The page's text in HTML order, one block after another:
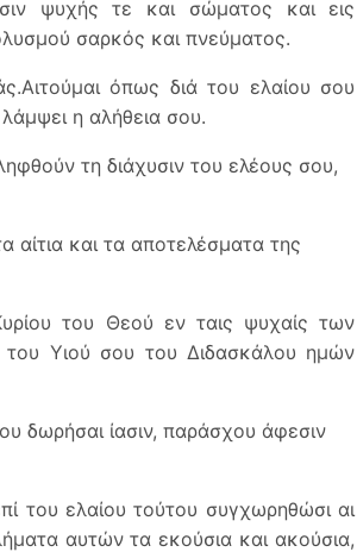
ψυχής τε και σώματος και εις
σαρκός και πνεύματος.
όπως διά του ελαίου σου
η αλήθεια σου.
τη διάχυσιν του ελέους σου,
και τα αποτελέσματα της
του Θεού εν ταις ψυχαίς των
Υιού σου του Διδασκάλου ημών
δωρήσαι ίασιν, παράσχου άφεσιν
του ελαίου τούτου συγχωρηθώσι αι
αυτών τα εκούσια και ακούσια,